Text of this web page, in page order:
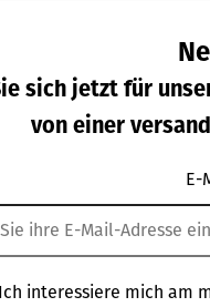
sich jetzt für
von einer
E-
Ich interessiere mich am